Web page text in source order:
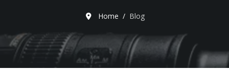
Home Blog